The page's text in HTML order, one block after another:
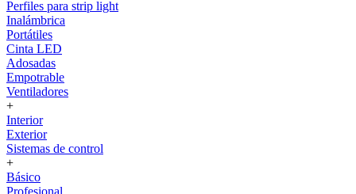
Perfiles para strip light
Inalámbrica
Portátiles
Cinta LED
Adosadas
Empotrable
Ventiladores
+
Interior
Exterior
Sistemas de control
+
Básico
Profesional